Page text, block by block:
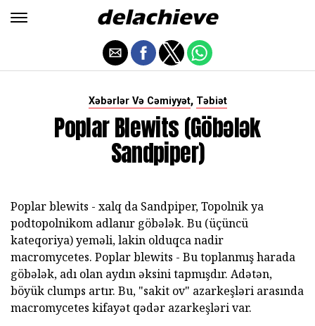
Xəbərlər Və Cəmiyyət, Təbiət
Poplar Blewits (göbələk
Sandpiper)
Poplar blewits - xalq da Sandpiper, Topolnik ya
podtopolnikom adlanır göbələk. Bu (üçüncü
kateqoriya) yeməli, lakin olduqca nadir
macromycetes. Poplar blewits - Bu toplanmış harada
göbələk, adı olan aydın əksini tapmışdır. Adətən,
böyük clumps artır. Bu, "sakit ov" azarkeşləri arasında
macromycetes kifayət qədər azarkeşləri var.